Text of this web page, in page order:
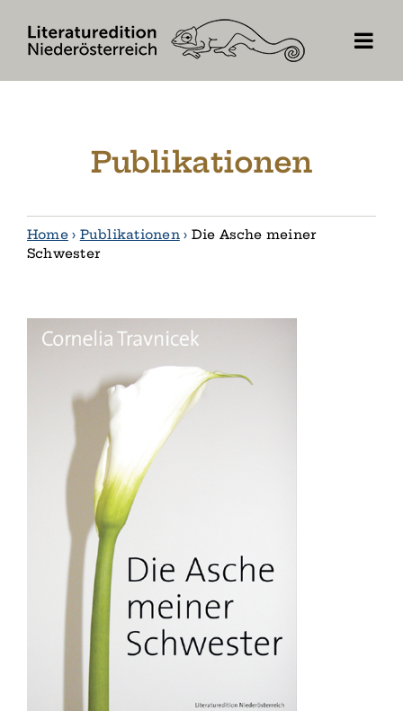
content
Publikationen
Home› Publikationen› Die Asche meiner
Schwester